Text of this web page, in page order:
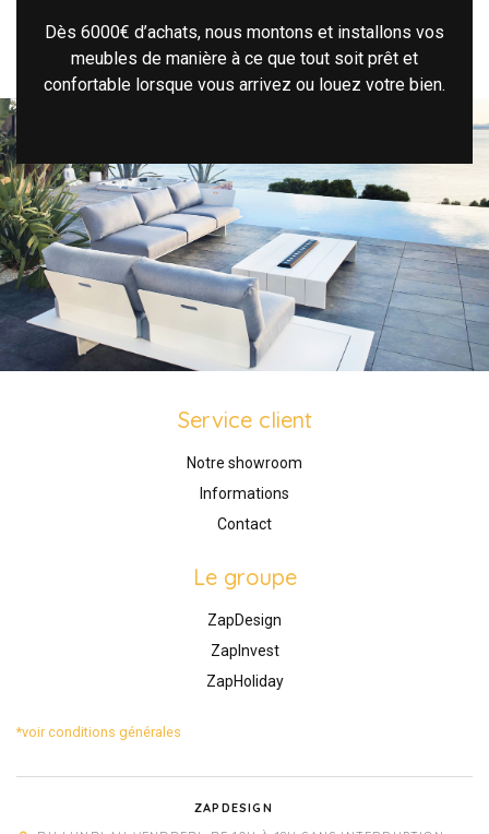
Dès 6000€ d’achats, nous montons et installons vos
meubles de manière à ce que tout soit prêt et
confortable lorsque vous arrivez ou louez votre bien.
Service client
Notre showroom
Informations
Contact
Le groupe
ZapDesign
ZapInvest
ZapHoliday
*voir conditions générales
ZAPDESIGN